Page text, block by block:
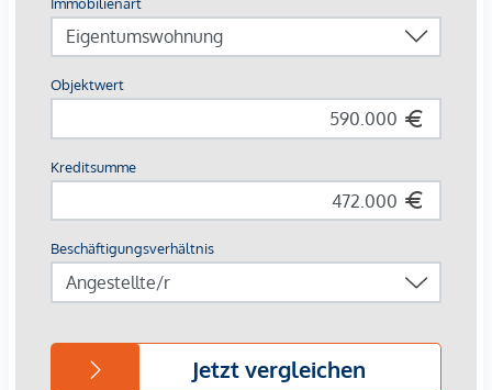
Schule <250m
Kindergarten <250m
Universität <500m
Höhere Schule <750m
Nahversorgung
Supermarkt <250m
Einkaufszentrum <500m
Sonstige
Bank <500m
Post <500m